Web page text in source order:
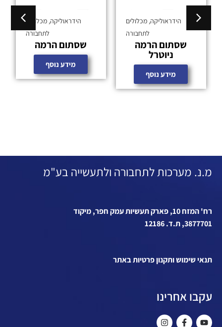
הידראוליקה,מכלולים
לתחבורה
שסתום הרמה
ניוטרל
מידע נוסף
הידראוליקה,מכלולים
לתחבורה
שסתום הרמה
מידע נוסף
מ.נ. מערכות לתחבורה ולתעשייה בע"מ
רח' המזח 10, פארק תעשיות עמק חפר, מיקוד
3877701, ת.ד. 12186
תנאי שימוש ותקנון פרטיות באתר
עקבו אחרינו